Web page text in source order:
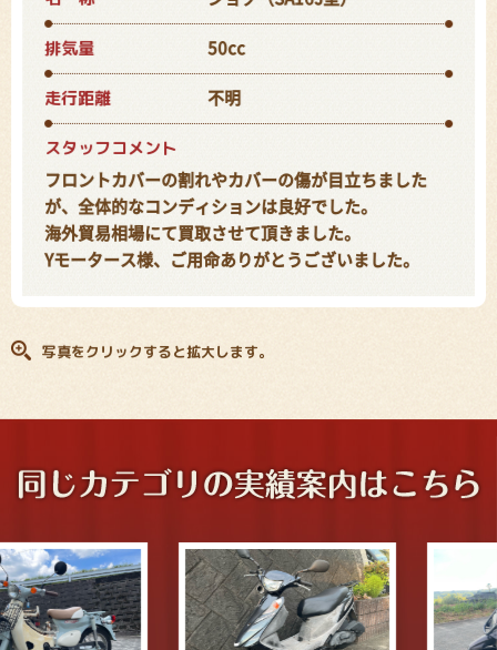
排気量 50cc
走行距離 不明
スタッフコメント
フロントカバーの割れやカバーの傷が目立ちました
が、全体的なコンディションは良好でした。
海外貿易相場にて買取させて頂きました。
Yモータース様、ご用命ありがとうございました。
写真をクリックすると拡大します。